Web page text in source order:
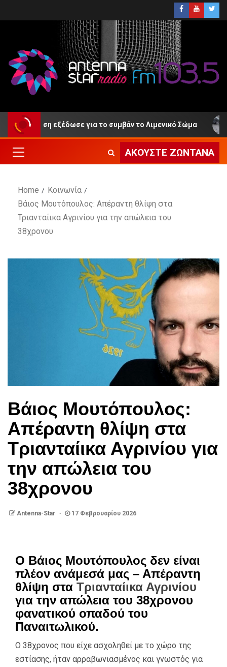
εξέδωσε για το συμβάν το Λιμενικό Σώμα
ΑΚΟΎΣΤΕ ΖΩΝΤΑΝΆ
Home
Κοινωνία
Βάιος Μουτόπουλος: Απέραντη θλίψη στα
Τριανταίικα Αγρινίου για την απώλεια του
38χρονου
Βάιος Μουτόπουλος:
Απέραντη θλίψη στα
Τριανταίικα Αγρινίου για
την απώλεια του
38χρονου
Antenna-Star 17 Φεβρουαρίου 2026
Ο Βάιος Μουτόπουλος δεν είναι
πλέον ανάμεσά μας – Απέραντη
θλίψη στα Τριανταίικα Αγρινίου
για την απώλεια του 38χρονου
φανατικού οπαδού του
Παναιτωλικού.
Ο 38χρονος που είχε ασχοληθεί με το χώρο της
εστίασης, ήταν αρραβωνιασμένος και γνωστός για